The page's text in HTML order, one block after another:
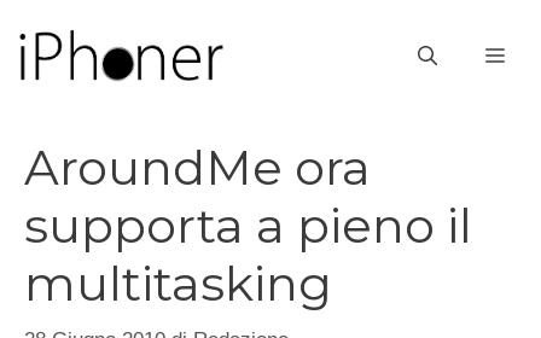
contenuto
AroundMe ora
supporta a pieno il
multitasking